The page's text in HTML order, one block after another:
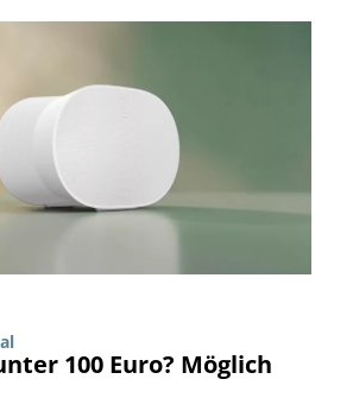
100 Euro? Möglich